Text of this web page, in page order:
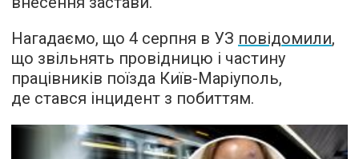
Нагадаємо, що 4 серпня в УЗ повідомили,
що звільнять провідницю і частину
працівників поїзда Київ-Маріуполь,
де стався інцидент з побиттям.